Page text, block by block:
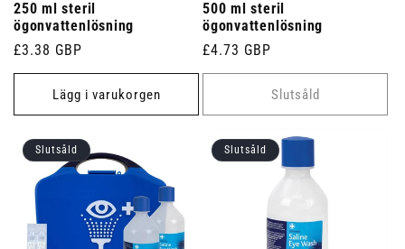
250 ml steril
ögonvattenlösning
Ordinarie
pris
£3.38 GBP
Lägg i varukorgen
500 ml steril
ögonvattenlösning
Ordinarie
pris
£4.73 GBP
Slutsåld
Slutsåld Slutsåld